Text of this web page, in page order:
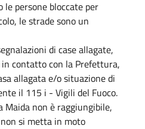
persone bloccate per
le strade sono un
di case allagate,
contatto con la Prefettura,
allagata e/o situazione di
il 115 i - Vigili del Fuoco.
non è raggiungibile,
si metta in moto